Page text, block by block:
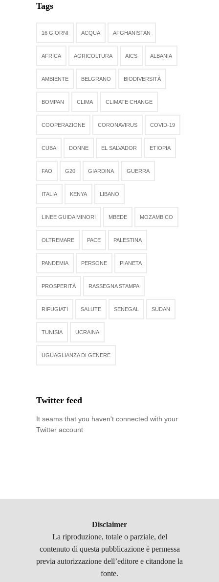
Tags
16 GIORNI ACQUA AFGHANISTAN
AFRICA AGRICOLTURA AICS ALBANIA
AMBIENTE BELGRANO BIODIVERSITÀ
BOMPAN CLIMA CLIMATE CHANGE
COOPERAZIONE CORONAVIRUS COVID-19
CUBA DONNE EL SALVADOR ETIOPIA
FAO G20 GIARDINA GUERRA
ITALIA KENYA LIBANO
LINEE GUIDA MINORI MBEDE MOZAMBICO
OLTREMARE PACE PALESTINA
PANDEMIA PERSONE PIANETA
PROSPERITÀ RASSEGNA STAMPA
RIFUGIATI SALUTE SENEGAL SUDAN
TUNISIA UCRAINA
UGUAGLIANZA DI GENERE
Twitter feed
It seams that you haven't connected with your
Twitter account
Disclaimer
La riproduzione, totale o parziale, del
contenuto di questa pubblicazione è permessa
previa autorizzazione dell’editore e citandone la
fonte.